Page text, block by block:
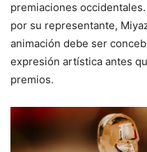
premiaciones
por su representante,
animación debe ser
expresión artística antes
premios.